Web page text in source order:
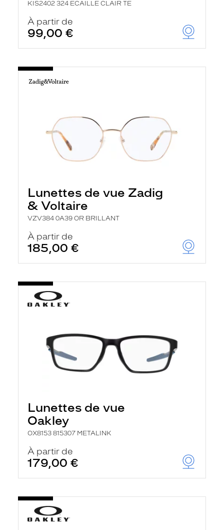
KIS2402 324 ECAILLE CLAIR TE
À partir de
99,00 €
Lunettes de vue Zadig
& Voltaire
VZV384 0A39 OR BRILLANT
À partir de
185,00 €
Lunettes de vue
Oakley
OX8153 815307 METALINK
À partir de
179,00 €